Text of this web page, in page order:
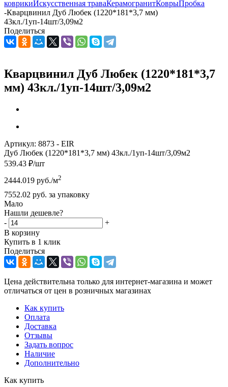
коврикиИскусственная траваКерамогранитКоврыПробка
-Кварцвинил Дуб Любек (1220*181*3,7 мм)
43кл./1уп-14шт/3,09м2
Поделиться
Кварцвинил Дуб Любек (1220*181*3,7
мм) 43кл./1уп-14шт/3,09м2
Артикул: 8873 - EIR
Дуб Любек (1220*181*3,7 мм) 43кл./1уп-14шт/3,09м2
539.43 ₽/шт
2444.019 руб./м2
7552.02 руб. за упаковку
Мало
Нашли дешевле?
-
+
В корзину
Купить в 1 клик
Поделиться
Цена действительна только для интернет-магазина и может
отличаться от цен в розничных магазинах
Как купить
Оплата
Доставка
Отзывы
Задать вопрос
Наличие
Дополнительно
Как купить